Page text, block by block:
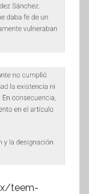
teem-